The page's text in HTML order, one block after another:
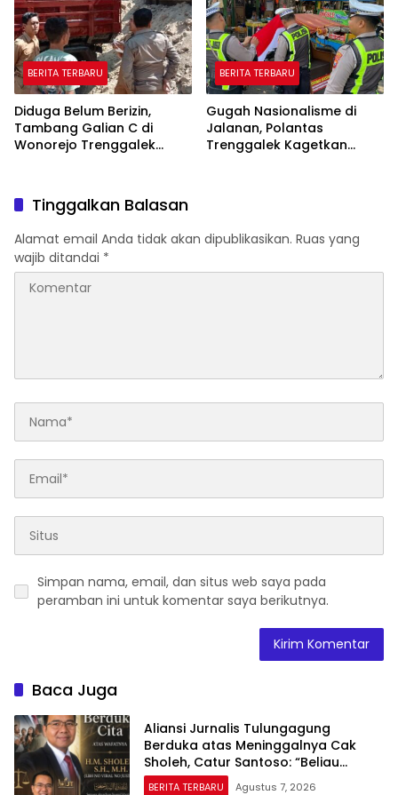
BERITA TERBARU
Diduga Belum Berizin,
Tambang Galian C di
Wonorejo Trenggalek
BERITA TERBARU
Gugah Nasionalisme di
Jalanan, Polantas
Trenggalek Kagetkan
Tinggalkan Balasan
Alamat email Anda tidak akan dipublikasikan. Ruas yang
wajib ditandai *
Simpan nama, email, dan situs web saya pada
peramban ini untuk komentar saya berikutnya.
Baca Juga
Aliansi Jurnalis Tulungagung
Berduka atas Meninggalnya Cak
Sholeh, Catur Santoso: “Beliau
Pejuang Keadilan yang Vokal”
BERITA TERBARU Agustus 7, 2026